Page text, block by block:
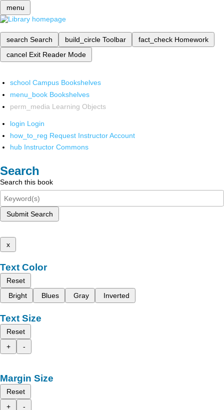
menu
search Search build_circle Toolbar fact_check Homework
cancel Exit Reader Mode
school Campus Bookshelves
menu_book Bookshelves
perm_media Learning Objects
login Login
how_to_reg Request Instructor Account
hub Instructor Commons
Search
Search this book
Submit Search
x
Text Color
Reset
Bright
Blues Gray Inverted
Text Size
Reset
+
-
Margin Size
Reset
+
-